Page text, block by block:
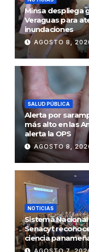
Minsa despliega
Veraguas para
inundaciones
AGOSTO 8,
SALUD PÚBLICA
Alerta por
más alto en las
alerta la OPS
AGOSTO 8,
NOTICIAS
Sistema
Senacyt
ciencia